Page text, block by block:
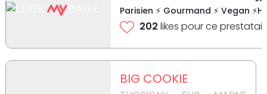
Parisien ⚡ Gourmand ⚡ Vegan
202 likes pour ce
BIG COOKIE